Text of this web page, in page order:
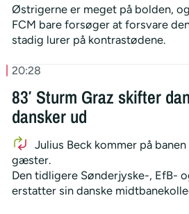
Østrigerne er meget på bolden,
FCM bare forsøger at forsvare
stadig lurer på kontrastødene.
20:28
83′ Sturm Graz skifter
dansker ud
Julius Beck kommer på
gæster.
Den tidligere Sønderjyske-, EfB-
erstatter sin danske